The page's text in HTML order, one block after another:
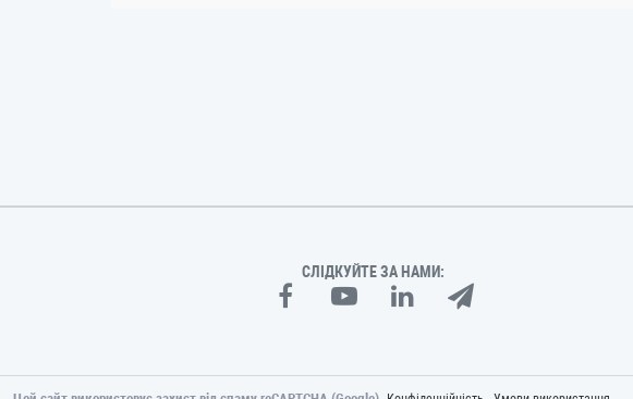
СЛІДКУЙТЕ ЗА НАМИ: